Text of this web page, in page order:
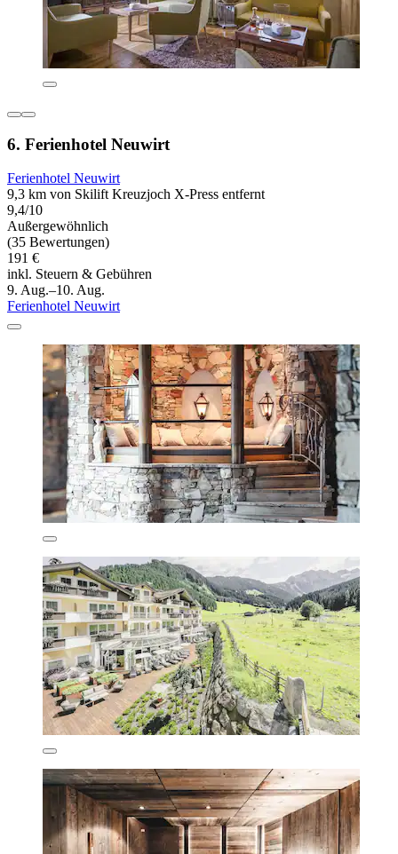
6. Ferienhotel Neuwirt
Ferienhotel Neuwirt
9,3 km von Skilift Kreuzjoch X-Press entfernt
9,4/10
Außergewöhnlich
(35 Bewertungen)
191 €
inkl. Steuern & Gebühren
9. Aug.–10. Aug.
Ferienhotel Neuwirt